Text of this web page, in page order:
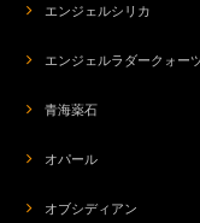
エンジェルシリカ
エンジェルラダークォー
青海薬石
オパール
オブシディアン